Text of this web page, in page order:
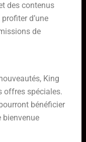
des contenus
d’une
de
King
offres spéciales.
bénéficier
bienvenue